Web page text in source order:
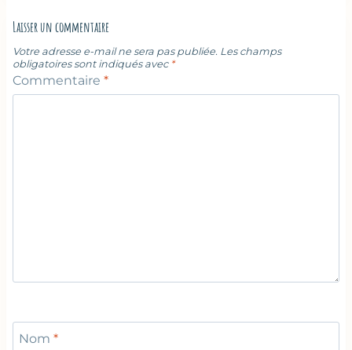
Laisser un commentaire
Votre adresse e-mail ne sera pas publiée. Les champs
obligatoires sont indiqués avec *
Commentaire *
Nom *